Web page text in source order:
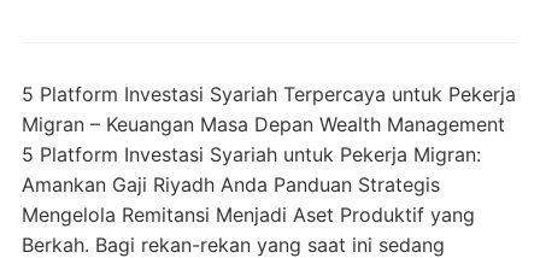
5 Platform Investasi Syariah Terpercaya untuk Pekerja
Migran – Keuangan Masa Depan Wealth Management
5 Platform Investasi Syariah untuk Pekerja Migran:
Amankan Gaji Riyadh Anda Panduan Strategis
Mengelola Remitansi Menjadi Aset Produktif yang
Berkah. Bagi rekan-rekan yang saat ini sedang